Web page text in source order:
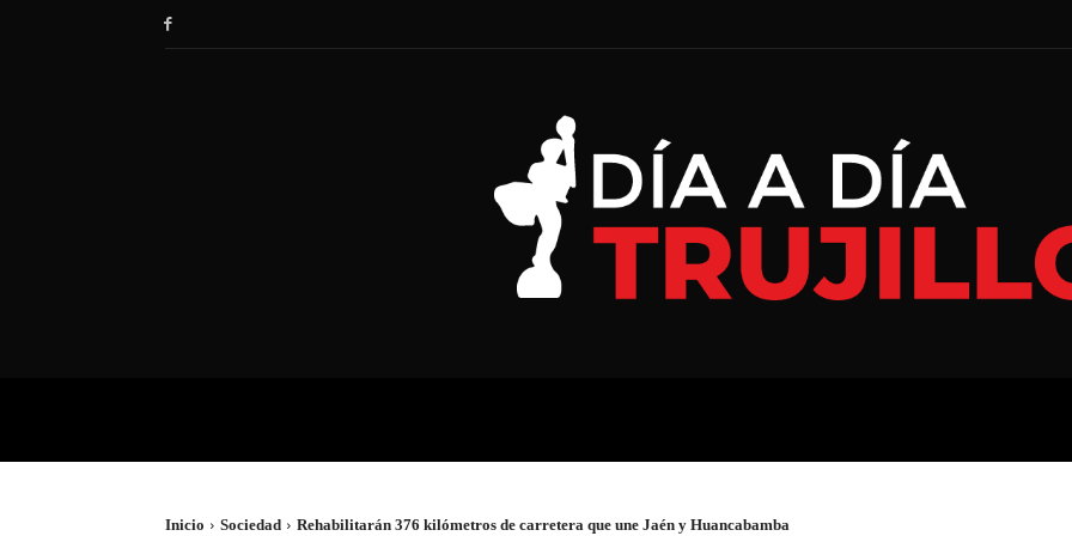
Inicio Sociedad Rehabilitarán 376 kilómetros de carretera que une Jaén y Huancabamba